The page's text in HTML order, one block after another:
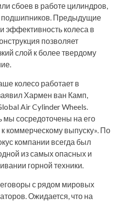
сбоев в работе цилиндров,
подшипников. Предыдущие
эффективность колеса в
позволяет
слой к более твердому
колесо работает в
Хармен ван Камп,
Air Cylinder Wheels.
мы сосредоточены на его
коммерческому выпуску». По
компании всегда был
из самых опасных и
горной техники.
с рядом мировых
Ожидается, что на